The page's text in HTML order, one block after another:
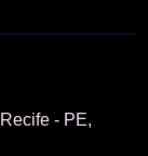
- PE,